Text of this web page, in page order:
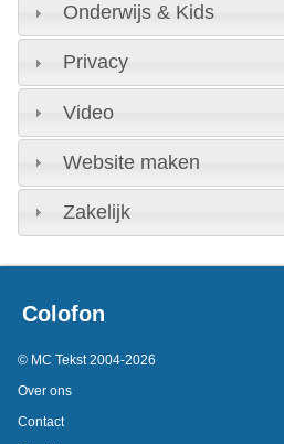
Onderwijs & Kids
Privacy
Video
Website maken
Zakelijk
Colofon
© MC Tekst 2004-2026
Over ons
Contact